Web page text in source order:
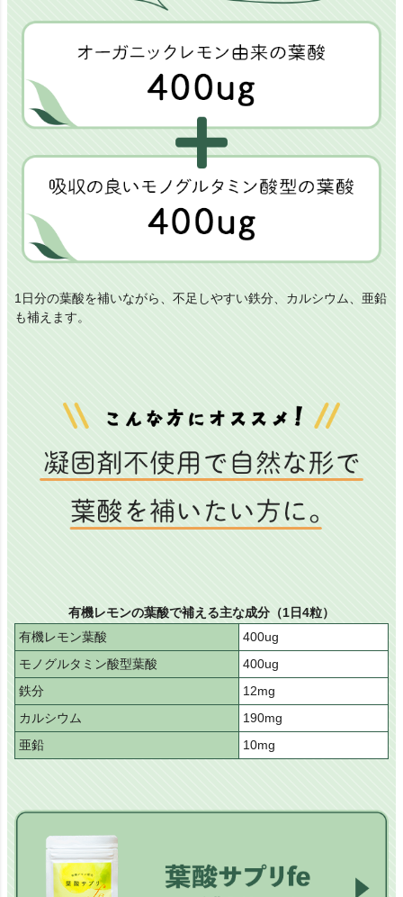
1日分の葉酸を補いながら、不足しやすい鉄分、カルシウム、亜鉛
も補えます。
有機レモンの葉酸で補える主な成分（1日4粒）
有機レモン葉酸
400ug
モノグルタミン酸型葉酸
400ug
鉄分
12mg
カルシウム
190mg
亜鉛
10mg